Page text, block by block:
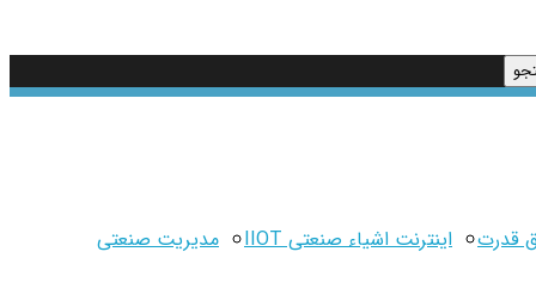
قدرت اینترنت اشیاء صنعتی IIOT
مدیریت صنعتی